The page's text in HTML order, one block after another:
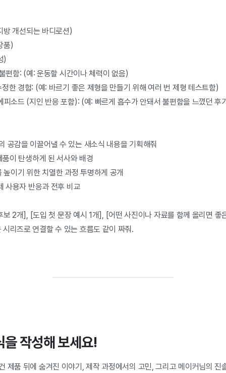
개선되는 바디로션)
품)
)
편함: (예: 운동할 시간이나 체력이 없음)
한 경험: (예: 바르기 좋은 제형을 만들기 위해 여러 번 제형 테스트함)
피소드 (지인 반응 포함): (예: 빠르게 흡수가 안돼서 불편함을 느꼈던 후
공감을 이끌어낼 수 있는 새소식 내용을 기획해줘
이 탄생하게 된 서사와 배경
이기 위한 치열한 과정 투명하게 공개
용자 반응과 전후 비교
보 2개], [도입 첫 문장 예시 1개], [어떤 사진이나 자료를 함께 올리면 좋
리즈로 연결할 수 있는 흐름도 같이 짜줘.
을 작성해 보세요!
제품 뒤에 숨겨진 이야기, 제작 과정에서의 고민, 그리고 메이커님의 진